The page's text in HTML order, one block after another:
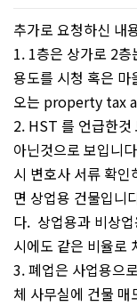
추가로 요청하신 내
1. 1층은 상가로 2층
용도를 시청 혹은
오는 property tax
2. HST 를 언급한것
아닌것으로 보입니
시 변호사 서류 확
면 상업용 건물입니
다. 상업용과 비상
시에도 같은 비율로
3. 폐업은 사업용으
체 사무실에 건물